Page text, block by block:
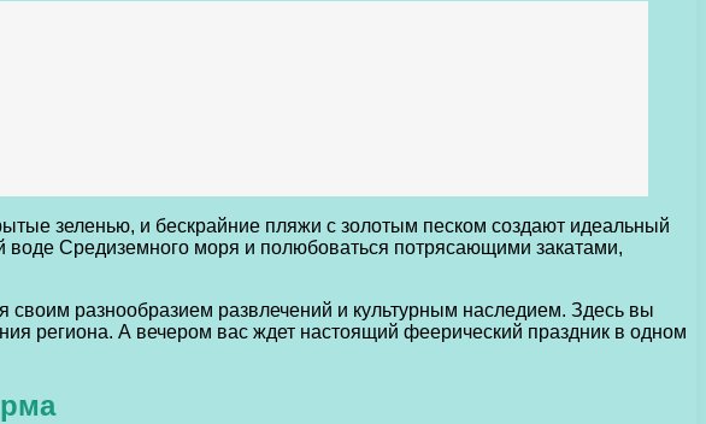
зеленью, и бескрайние пляжи с золотым песком создают идеальный
Средиземного моря и полюбоваться потрясающими закатами,
разнообразием развлечений и культурным наследием. Здесь вы
региона. А вечером вас ждет настоящий феерический праздник в одном